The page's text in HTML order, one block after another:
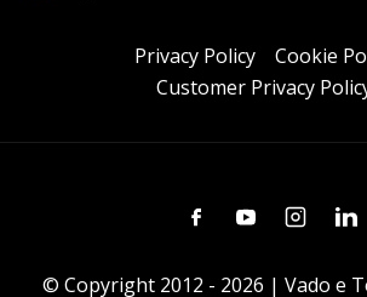
Privacy Policy
Cookie
Customer Privacy
FacebookYoutubeInstagram
© Copyright 2012 - 2026 | Vado e